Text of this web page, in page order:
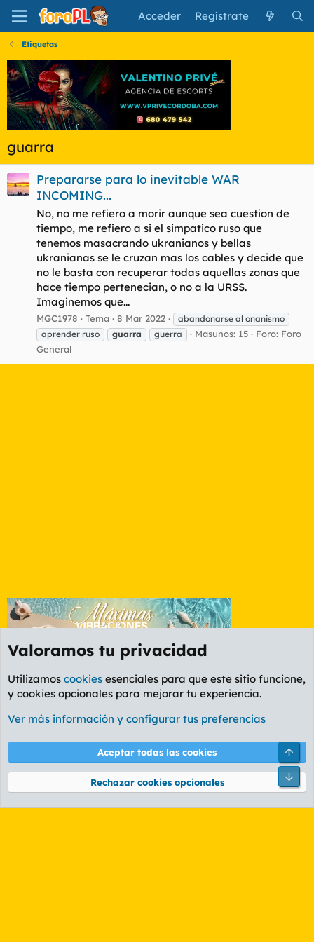
Acceder Regístrate
Etiquetas
guarra
Prepararse para lo inevitable WAR
INCOMING...
No, no me refiero a morir aunque sea cuestion de
tiempo, me refiero a si el simpatico ruso que
tenemos masacrando ukranianos y bellas
ukranianas se le cruzan mas los cables y decide que
no le basta con recuperar todas aquellas zonas que
hace tiempo pertenecian, o no a la URSS.
Imaginemos que...
MGC1978 Tema 8 Mar 2022
abandonarse al onanismo
aprender ruso
guarra guerra Masunos: 15 Foro: Foro
General
Etiquetas
Cookies
PL OLDSTYLE AMARILLO
Términos y reglas Política de privacidad Ayuda
Community platform by XenForo® © 2010-2026 XenForo Ltd.
Valoramos tu privacidad
Utilizamos cookies esenciales para que este sitio funcione,
y cookies opcionales para mejorar tu experiencia.
Ver más información y configurar tus preferencias
Aceptar todas las cookies
Rechazar cookies opcionales
Pie